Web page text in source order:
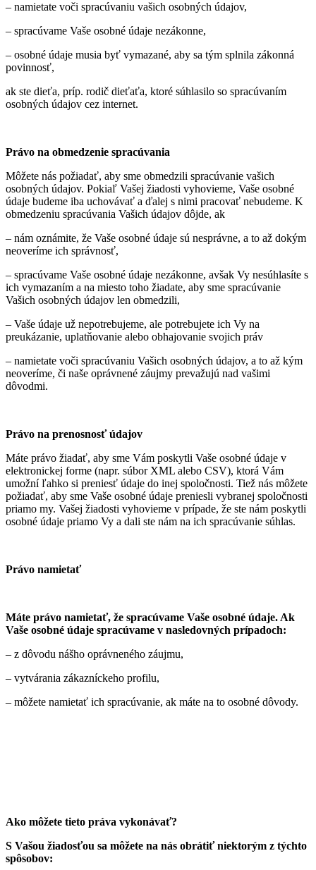
– namietate voči spracúvaniu vašich osobných údajov,
– spracúvame Vaše osobné údaje nezákonne,
– osobné údaje musia byť vymazané, aby sa tým splnila zákonná
povinnosť,
ak ste dieťa, príp. rodič dieťaťa, ktoré súhlasilo so spracúvaním
osobných údajov cez internet.
Právo na obmedzenie spracúvania
Môžete nás požiadať, aby sme obmedzili spracúvanie vašich
osobných údajov. Pokiaľ Vašej žiadosti vyhovieme, Vaše osobné
údaje budeme iba uchovávať a ďalej s nimi pracovať nebudeme. K
obmedzeniu spracúvania Vašich údajov dôjde, ak
– nám oznámite, že Vaše osobné údaje sú nesprávne, a to až dokým
neoveríme ich správnosť,
– spracúvame Vaše osobné údaje nezákonne, avšak Vy nesúhlasíte s
ich vymazaním a na miesto toho žiadate, aby sme spracúvanie
Vašich osobných údajov len obmedzili,
– Vaše údaje už nepotrebujeme, ale potrebujete ich Vy na
preukázanie, uplatňovanie alebo obhajovanie svojich práv
– namietate voči spracúvaniu Vašich osobných údajov, a to až kým
neoveríme, či naše oprávnené záujmy prevažujú nad vašimi
dôvodmi.
Právo na prenosnosť údajov
Máte právo žiadať, aby sme Vám poskytli Vaše osobné údaje v
elektronickej forme (napr. súbor XML alebo CSV), ktorá Vám
umožní ľahko si preniesť údaje do inej spoločnosti. Tiež nás môžete
požiadať, aby sme Vaše osobné údaje preniesli vybranej spoločnosti
priamo my. Vašej žiadosti vyhovieme v prípade, že ste nám poskytli
osobné údaje priamo Vy a dali ste nám na ich spracúvanie súhlas.
Právo namietať
Máte právo namietať, že spracúvame Vaše osobné údaje. Ak
Vaše osobné údaje spracúvame v nasledovných prípadoch:
– z dôvodu nášho oprávneného záujmu,
– vytvárania zákazníckeho profilu,
– môžete namietať ich spracúvanie, ak máte na to osobné dôvody.
Ako môžete tieto práva vykonávať?
S Vašou žiadosťou sa môžete na nás obrátiť niektorým z týchto
spôsobov: